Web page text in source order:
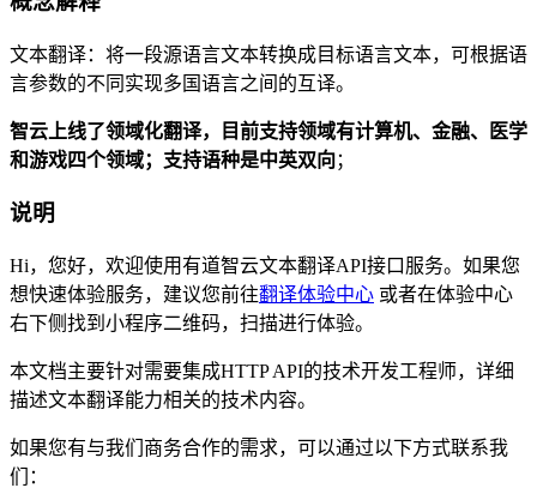
文本翻译：将一段源语言文本转换成目标语言文本，可根据语
言参数的不同实现多国语言之间的互译。
智云上线了领域化翻译，目前支持领域有计算机、金融、医学
和游戏四个领域；支持语种是中英双向 ；
说明
Hi，您好，欢迎使用有道智云文本翻译API接口服务。如果您
想快速体验服务，建议您前往翻译体验中心 或者在体验中心
右下侧找到小程序二维码，扫描进行体验。
本文档主要针对需要集成HTTP API的技术开发工程师，详细
描述文本翻译能力相关的技术内容。
如果您有与我们商务合作的需求，可以通过以下方式联系我
们：